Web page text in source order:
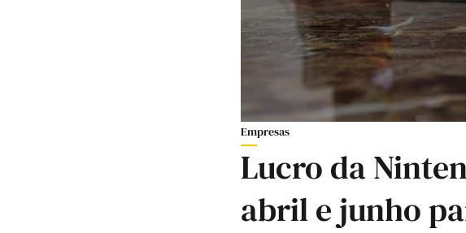
Empresas
Lucro da
abril e junho